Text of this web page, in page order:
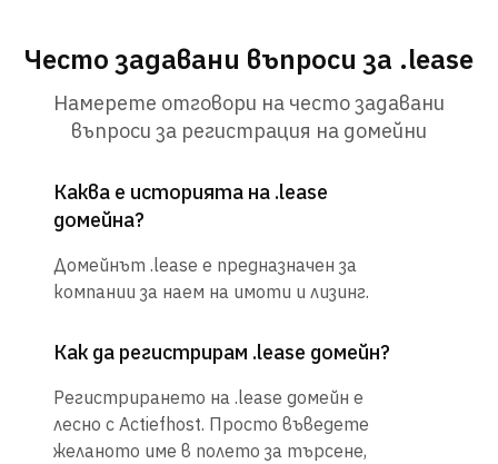
Често задавани въпроси за .lease
Намерете отговори на често задавани
въпроси за регистрация на домейни
Каква е историята на .lease
домейна?
Домейнът .lease е предназначен за
компании за наем на имоти и лизинг.
Как да регистрирам .lease домейн?
Регистрирането на .lease домейн е
лесно с Actiefhost. Просто въведете
желаното име в полето за търсене,